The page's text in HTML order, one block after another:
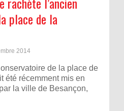
place de la
2014
de la place de
été récemment mis en
la ville de Besançon,